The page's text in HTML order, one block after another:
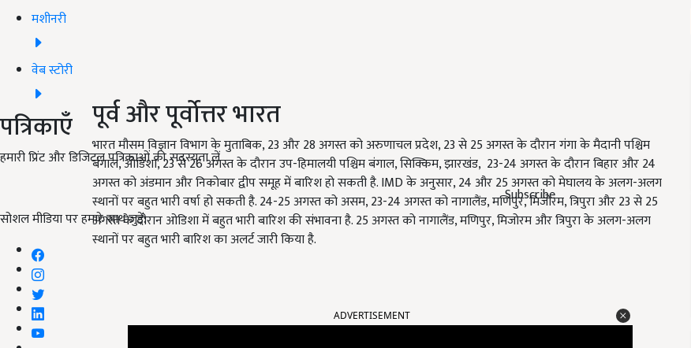
मशीनरी
वेब स्टोरी
पत्रिकाएँ
हमारी प्रिंट और डिजिटल पत्रिकाओं की सदस्यता लें
Subscribe
सोशल मीडिया पर हमारे साथ जुड़ें:
पूर्व और पूर्वोत्तर भारत
भारत मौसम विज्ञान विभाग के मुताबिक, 23 और 28 अगस्त को अरुणाचल प्रदेश, 23 से 25 अगस्त के दौरान गंगा के मैदानी पश्चिम
बंगाल, ओडिशा, 23 से 26 अगस्त के दौरान उप-हिमालयी पश्चिम बंगाल, सिक्किम, झारखंड, 23-24 अगस्त के दौरान बिहार और 24
अगस्त को अंडमान और निकोबार द्वीप समूह में बारिश हो सकती है. IMD के अनुसार, 24 और 25 अगस्त को मेघालय के अलग-अलग
स्थानों पर बहुत भारी वर्षा हो सकती है. 24-25 अगस्त को असम, 23-24 अगस्त को नागालैंड, मणिपुर, मिजोरम, त्रिपुरा और 23 से 25
अगस्त के दौरान ओडिशा में बहुत भारी बारिश की संभावना है. 25 अगस्त को नागालैंड, मणिपुर, मिजोरम और त्रिपुरा के अलग-अलग
स्थानों पर बहुत भारी बारिश का अलर्ट जारी किया है.